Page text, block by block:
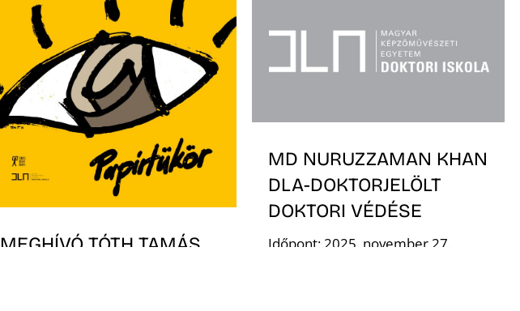
MEGHÍVÓ TÓTH TAMÁS
MD NURUZZAMAN KHAN
DLA-DOKTORJELÖLT
DOKTORI VÉDÉSE
Időpont: 2025. november 27.,